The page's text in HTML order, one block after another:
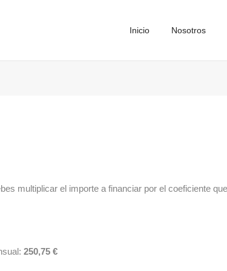
Inicio Nosotros
multiplicar el importe a financiar por el coeficiente
250,75 €